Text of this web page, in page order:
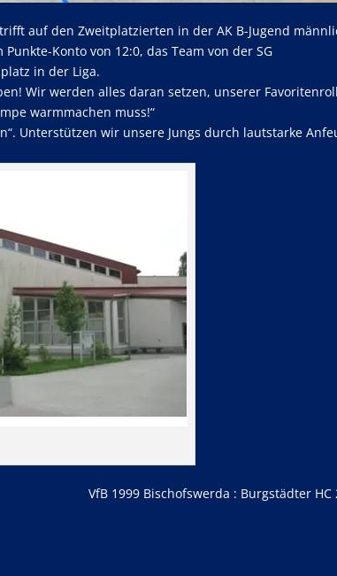
auf den Zweitplatzierten in der AK B-Jugend
Konto von 12:0, das Team von der SG
in der Liga.
Wir werden alles daran setzen, unserer
warmmachen muss!“
Unterstützen wir unsere Jungs durch lautstarke
VfB 1999 Bischofswerda : Burgstädter HC